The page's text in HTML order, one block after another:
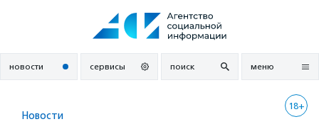
новости сервисы поиск меню
18+
Новости